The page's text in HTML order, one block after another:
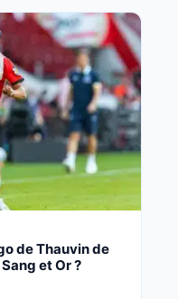
de Thauvin de
et Or ?